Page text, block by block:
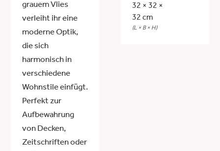
grauem Vlies
verleiht ihr eine
moderne Optik,
die sich
harmonisch in
verschiedene
Wohnstile einfügt.
Perfekt zur
Aufbewahrung
von Decken,
Zeitschriften oder
32 × 32 ×
32 cm
(L × B × H)